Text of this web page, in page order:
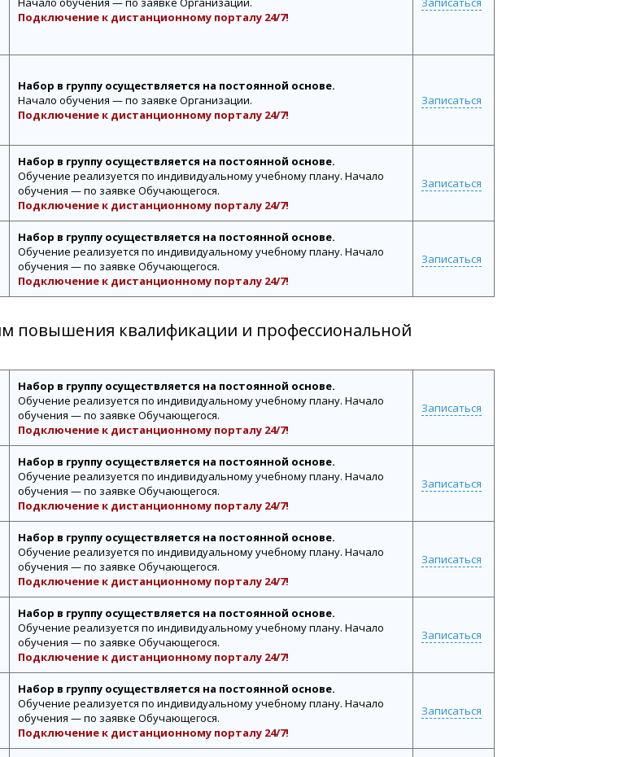
Подключение к дистанционному порталу 24/7!
Набор в группу осуществляется на постоянной основе.
Начало обучения — по заявке Организации.
Подключение к дистанционному порталу 24/7!
Записаться
Набор в группу осуществляется на постоянной основе.
Обучение реализуется по индивидуальному учебному плану. Начало
обучения — по заявке Обучающегося.
Подключение к дистанционному порталу 24/7!
Записаться
Набор в группу осуществляется на постоянной основе.
Обучение реализуется по индивидуальному учебному плану. Начало
обучения — по заявке Обучающегося.
Подключение к дистанционному порталу 24/7!
Записаться
повышения квалификации и профессиональной
Набор в группу осуществляется на постоянной основе.
Обучение реализуется по индивидуальному учебному плану. Начало
обучения — по заявке Обучающегося.
Подключение к дистанционному порталу 24/7!
Записаться
Набор в группу осуществляется на постоянной основе.
Обучение реализуется по индивидуальному учебному плану. Начало
обучения — по заявке Обучающегося.
Подключение к дистанционному порталу 24/7!
Записаться
Набор в группу осуществляется на постоянной основе.
Обучение реализуется по индивидуальному учебному плану. Начало
обучения — по заявке Обучающегося.
Подключение к дистанционному порталу 24/7!
Записаться
Набор в группу осуществляется на постоянной основе.
Обучение реализуется по индивидуальному учебному плану. Начало
обучения — по заявке Обучающегося.
Подключение к дистанционному порталу 24/7!
Записаться
Набор в группу осуществляется на постоянной основе.
Обучение реализуется по индивидуальному учебному плану. Начало
обучения — по заявке Обучающегося.
Подключение к дистанционному порталу 24/7!
Записаться